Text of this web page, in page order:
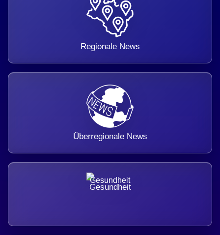
Regionale News
Überregionale News
Gesundheit